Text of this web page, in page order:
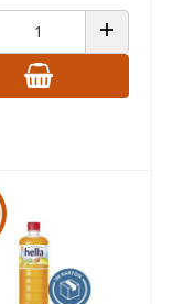
VERRINGERN ANZAHL